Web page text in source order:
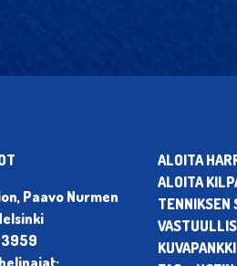
Paavo Nurmen
3959
ALOITA
ALOITA